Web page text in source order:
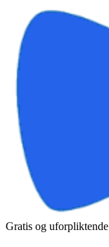
Gratis og uforpliktende